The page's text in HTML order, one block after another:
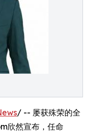
/ -- 屡获殊荣的全
欣然宣布，任命